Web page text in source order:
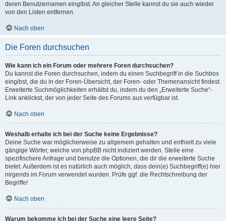
deren Benutzernamen eingibst. An gleicher Stelle kannst du sie auch wieder
von den Listen entfernen.
Nach oben
Die Foren durchsuchen
Wie kann ich ein Forum oder mehrere Foren durchsuchen?
Du kannst die Foren durchsuchen, indem du einen Suchbegriff in die Suchbox
eingibst, die du in der Foren-Übersicht, der Foren- oder Themenansicht findest.
Erweiterte Suchmöglichkeiten erhältst du, indem du den „Erweiterte Suche“-
Link anklickst, der von jeder Seite des Forums aus verfügbar ist.
Nach oben
Weshalb erhalte ich bei der Suche keine Ergebnisse?
Deine Suche war möglicherweise zu allgemein gehalten und enthielt zu viele
gängige Wörter, welche von phpBB nicht indiziert werden. Stelle eine
spezifischere Anfrage und benutze die Optionen, die dir die erweiterte Suche
bietet. Außerdem ist es natürlich auch möglich, dass dein(e) Suchbegriff(e) hier
nirgends im Forum verwendet wurden. Prüfe ggf. die Rechtschreibung der
Begriffe!
Nach oben
Warum bekomme ich bei der Suche eine leere Seite?